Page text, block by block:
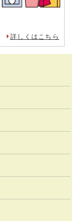
詳しくはこちら